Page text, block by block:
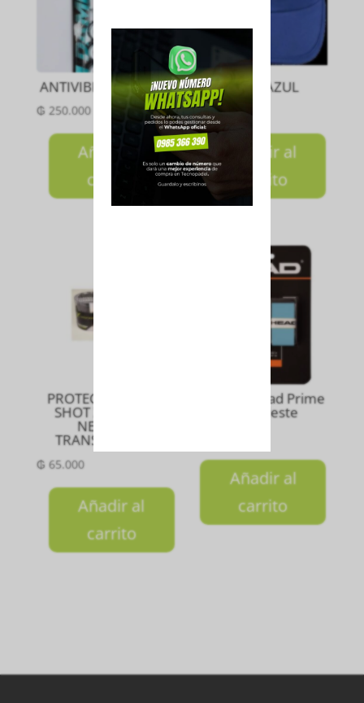
ANTIVIBRADORES X8
₲250.000
Añadir al
carrito
VISERA AZUL
₲120.000
Añadir al
carrito
PROTECTOR DROP
SHOT X UNIDAD
NEGRO Y
TRANSPARENTE
₲65.000
Añadir al
carrito
Overgrip Head Prime
Tour Celeste
Añadir al
carrito